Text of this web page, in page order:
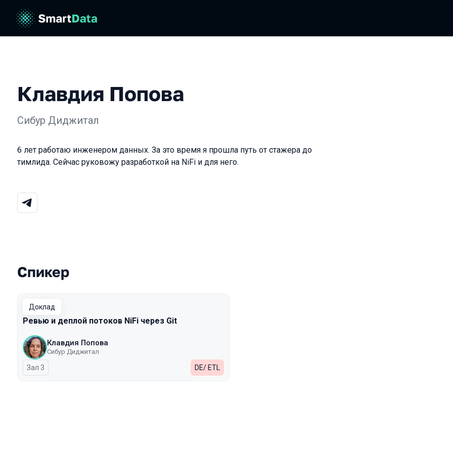
Клавдия Попова
Сибур Диджитал
6 лет работаю инженером данных. За это время я прошла путь от стажера до
тимлида. Сейчас руковожу разработкой на NiFi и для него.
Выступления в сезоне 2026
Спикер
Доклад
Ревью и деплой потоков NiFi через Git
Клавдия Попова
Сибур Диджитал
Зал 3 DE/ ETL